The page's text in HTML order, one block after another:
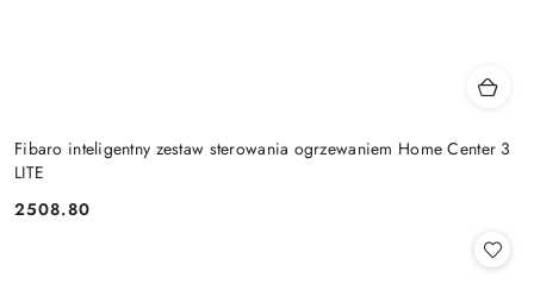
Fibaro inteligentny zestaw sterowania ogrzewaniem Home Center 3
LITE
Cena:
2508.80